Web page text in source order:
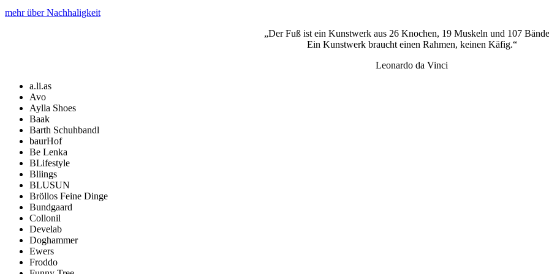
mehr über Nachhaligkeit
„Der Fuß ist ein Kunstwerk aus 26 Knochen, 19 Muskeln und 107
Ein Kunstwerk braucht einen Rahmen, keinen Käfig.“
Leonardo da Vinci
a.li.as
Avo
Aylla Shoes
Baak
Barth Schuhbandl
baurHof
Be Lenka
BLifestyle
Bliings
BLUSUN
Bröllos Feine Dinge
Bundgaard
Collonil
Develab
Doghammer
Ewers
Froddo